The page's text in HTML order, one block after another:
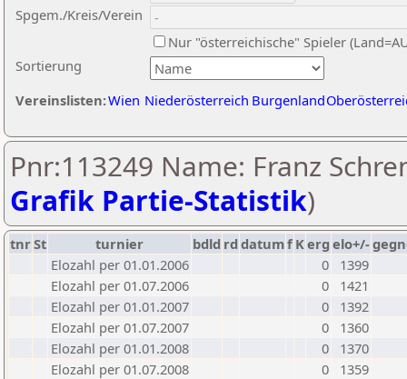
Sortierung
Spgem./Kreis/Verein
Nur "österreichische" Spieler
Vereinslisten:Wien Niederösterreich Burgenland
Pnr:113249 Name: Franz
Grafik Partie-Statistik)
tnrSt turnier bdld rd datumf Kerg elo+/-
Elozahl per 01.01.2006
0
1399
Elozahl per 01.07.2006
0
1421
Elozahl per 01.01.2007
0
1392
Elozahl per 01.07.2007
0
1360
Elozahl per 01.01.2008
0
1370
Elozahl per 01.07.2008
0
1359